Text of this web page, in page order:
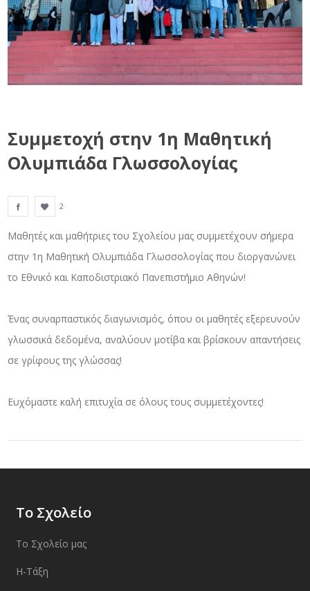
Συμμετοχή στην 1η Μαθητική
Ολυμπιάδα Γλωσσολογίας
2
Μαθητές και μαθήτριες του Σχολείου μας συμμετέχουν σήμερα
στην 1η Μαθητική Ολυμπιάδα Γλωσσολογίας που διοργανώνει
το Εθνικό και Καποδιστριακό Πανεπιστήμιο Αθηνών!
Ένας συναρπαστικός διαγωνισμός, όπου οι μαθητές εξερευνούν
γλωσσικά δεδομένα, αναλύουν μοτίβα και βρίσκουν απαντήσεις
σε γρίφους της γλώσσας!
Ευχόμαστε καλή επιτυχία σε όλους τους συμμετέχοντες!
Το Σχολείο
Το Σχολείο μας
Η-Τάξη